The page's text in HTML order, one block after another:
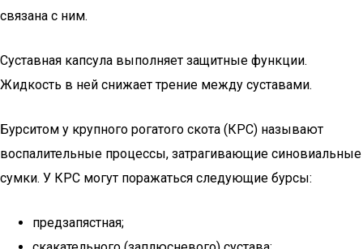
связана с ним.
Суставная капсула выполняет защитные функции.
Жидкость в ней снижает трение между суставами.
Бурситом у крупного рогатого скота (КРС) называют
воспалительные процессы, затрагивающие синовиальные
сумки. У КРС могут поражаться следующие бурсы:
предзапястная;